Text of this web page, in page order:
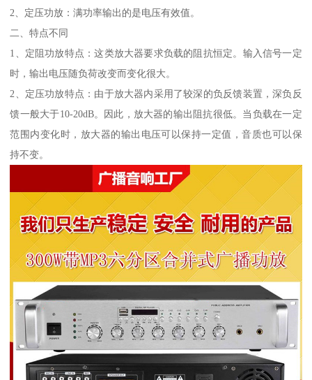
2、定压功放：满功率输出的是电压有效值。
二、特点不同
1、定阻功放特点：这类放大器要求负载的阻抗恒定。输入信号一定
时，输出电压随负荷改变而变化很大。
2、定压功放特点：由于放大器内采用了较深的负反馈装置，深负反
馈一般大于10-20dB。因此，放大器的输出阻抗很低。当负载在一定
范围内变化时，放大器的输出电压可以保持一定值，音质也可以保
持不变。